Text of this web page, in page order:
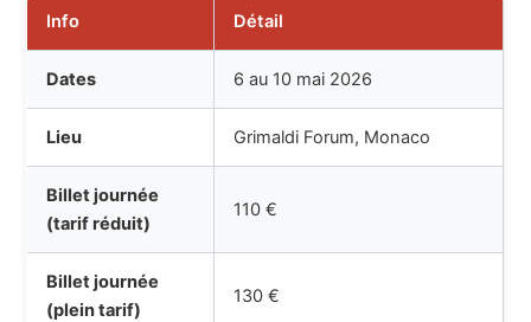
Info Détail
Dates 6 au 10 mai 2026
Lieu Grimaldi Forum, Monaco
Billet journée
(tarif réduit)
110 €
Billet journée
(plein tarif)
130 €